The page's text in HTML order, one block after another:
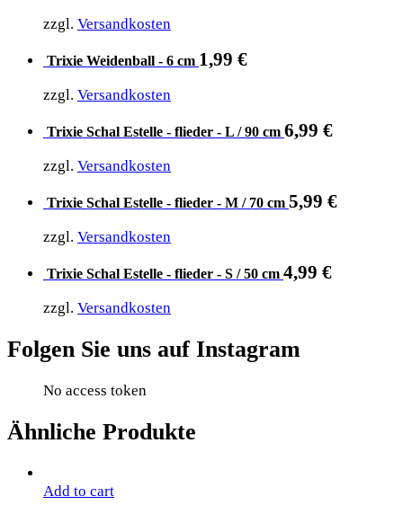
zzgl. Versandkosten
Trixie Weidenball - 6 cm 1,99 €
zzgl. Versandkosten
Trixie Schal Estelle - flieder - L / 90 cm 6,99 €
zzgl. Versandkosten
Trixie Schal Estelle - flieder - M / 70 cm 5,99 €
zzgl. Versandkosten
Trixie Schal Estelle - flieder - S / 50 cm 4,99 €
zzgl. Versandkosten
Folgen Sie uns auf Instagram
No access token
Ähnliche Produkte
Add to cart